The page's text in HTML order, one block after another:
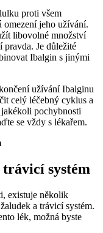
proti všem
omezení jeho užívání.
libovolné množství
pravda. Je důležité
Ibalgin s jinými
užívání Ibalginu
celý léčebný cyklus a
jakékoli pochybnosti
se vždy s lékařem.
systém
existuje několik
a trávicí systém.
lék, možná byste